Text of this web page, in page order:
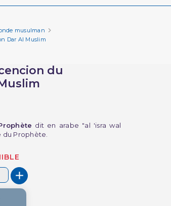
musulman
Dar Al Muslim
du
dit en arabe "al 'isra wal
Prophète.